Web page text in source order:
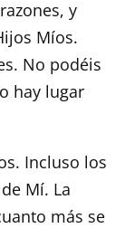
y
Míos.
No podéis
hay lugar
Incluso los
Mí. La
más se